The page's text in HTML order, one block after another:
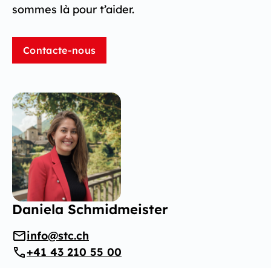
sommes là pour t’aider.
Contacte-nous
Daniela Schmidmeister
info@stc.ch
+41 43 210 55 00